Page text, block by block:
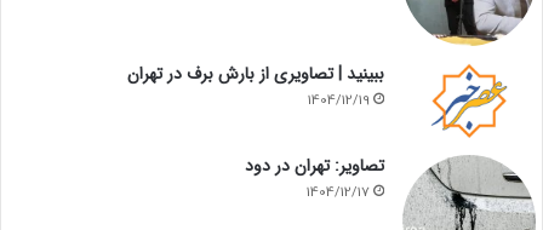
ببینید | تصاویری از بارش برف در تهران
1404/12/19
تصاویر: تهران در دود
1404/12/17